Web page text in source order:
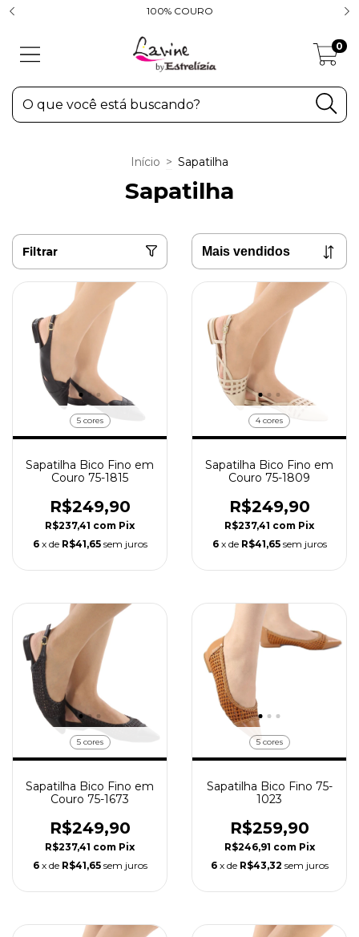
100% COURO
0
Início > Sapatilha
Sapatilha
Filtrar
5 cores
Sapatilha Bico Fino em
Couro 75-1815
R$249,90
R$237,41 com Pix
6 x de R$41,65 sem juros
4 cores
Sapatilha Bico Fino em
Couro 75-1809
R$249,90
R$237,41 com Pix
6 x de R$41,65 sem juros
5 cores
Sapatilha Bico Fino em
Couro 75-1673
R$249,90
R$237,41 com Pix
6 x de R$41,65 sem juros
5 cores
Sapatilha Bico Fino 75-
1023
R$259,90
R$246,91 com Pix
6 x de R$43,32 sem juros